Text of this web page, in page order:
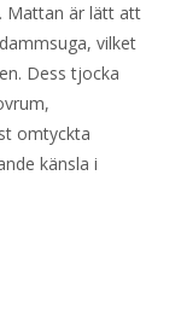
Mattan är lätt att
vilket
Dess tjocka
omtyckta
känsla i